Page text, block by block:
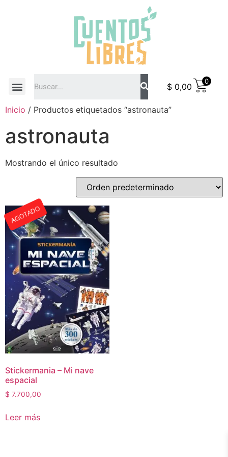
$ 0,00
0
Inicio / Productos etiquetados “astronauta”
astronauta
Mostrando el único resultado
AGOTADO
Stickermania – Mi nave
espacial
$ 7.700,00
Leer más